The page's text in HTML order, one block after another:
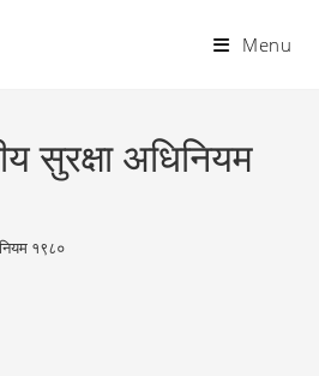
Menu
सुरक्षा अधिनियम
१९८०